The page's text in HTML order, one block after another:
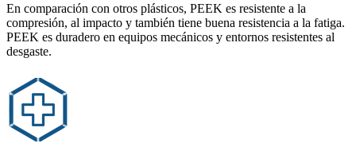
En comparación con otros plásticos, PEEK es resistente a la
compresión, al impacto y también tiene buena resistencia a la fatiga.
PEEK es duradero en equipos mecánicos y entornos resistentes al
desgaste.